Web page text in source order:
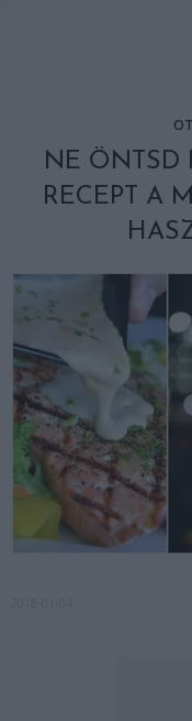
NE ÖNTSD
RECEPT A